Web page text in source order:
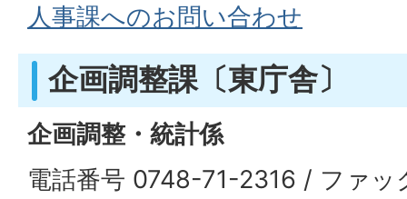
人事課へのお問い合わせ
企画調整課〔東庁舎〕
企画調整・統計係
電話番号 0748-71-2316 / ファ